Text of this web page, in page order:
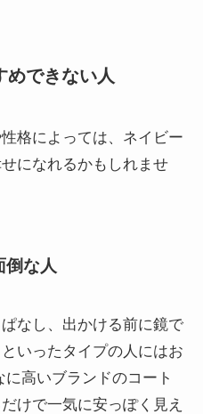
めできない人
格によっては、ネイビー
になれるかもしれませ
倒な人
なし、出かける前に鏡で
いったタイプの人にはお
高いブランドのコート
けで一気に安っぽく見え